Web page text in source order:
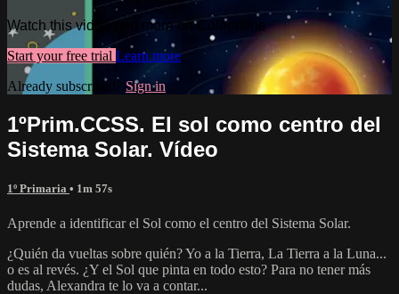
Watch this video and more on Coleonline
Start your free trial Learn more
Already subscribed? Sign in
1ºPrim.CCSS. El sol como centro del
Sistema Solar. Vídeo
1º Primaria • 1m 57s
Aprende a identificar el Sol como el centro del Sistema Solar.
¿Quién da vueltas sobre quién? Yo a la Tierra, La Tierra a la Luna...
o es al revés. ¿Y el Sol que pinta en todo esto? Para no tener más
dudas, Alexandra te lo va a contar...